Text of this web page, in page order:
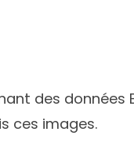
des données
ces images.